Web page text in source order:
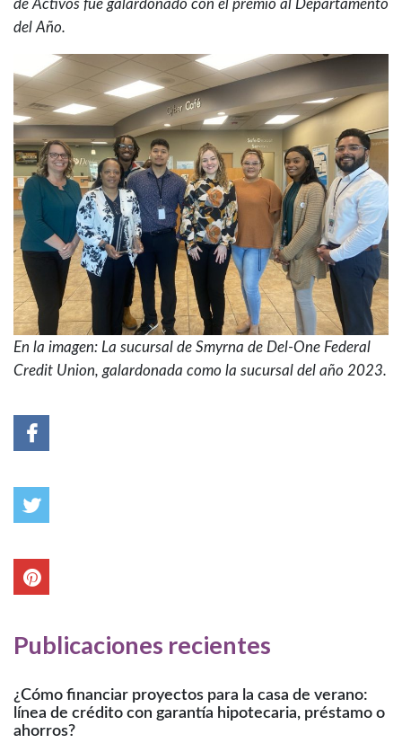
de Activos fue galardonado con el premio al Departamento
del Año.
En la imagen: La sucursal de Smyrna de Del-One Federal
Credit Union, galardonada como la sucursal del año 2023.
Publicaciones recientes
¿Cómo financiar proyectos para la casa de verano:
línea de crédito con garantía hipotecaria, préstamo o
ahorros?